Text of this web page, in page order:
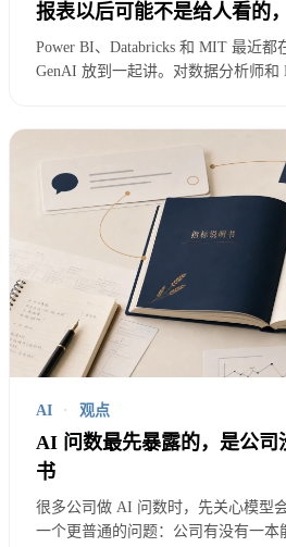
在厨房着火时讨论装修风格。
更实际的做法，是从 20 个高
不是 200 个指标，也不是全量
就 20 个问题。
上周 GMV 为什么下降；
新客转化为什么低于预期；
某个渠道的 ROI 还能不能投
这个活动带来的复购是不是
报表以后可能不是给人看的
Power BI、Databricks 和 MIT 最近都
GenAI 放到一起讲。对数据分析师
AI · 观点
AI 问数最先暴露的，是公司
书
很多公司做 AI 问数时，先关心模型
一个更普通的问题：公司有没有一本